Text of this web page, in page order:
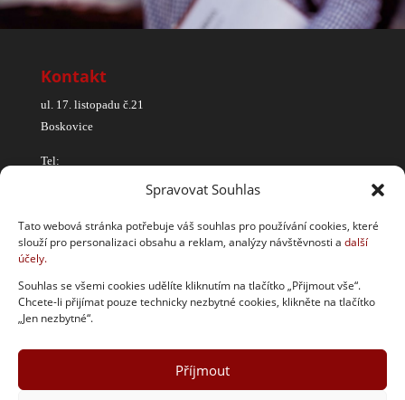
Spravovat Souhlas
Tato webová stránka potřebuje váš souhlas pro používání cookies, které
slouží pro personalizaci obsahu a reklam, analýzy návštěvnosti a další
účely.
Souhlas se všemi cookies udělíte kliknutím na tlačítko „Přijmout vše“.
Chcete-li přijímat pouze technicky nezbytné cookies, klikněte na tlačítko
„Jen nezbytné“.
Příjmout
Kontakt
ul. 17. listopadu č.21
Boskovice
Tel:
725 023 480